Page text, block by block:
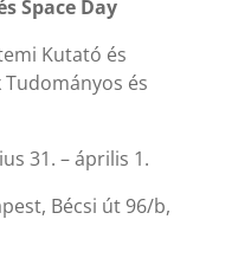
Space Day
Kutató és
és
– április 1.
Bécsi út 96/b,